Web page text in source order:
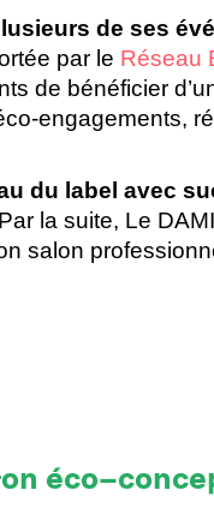
de ses
par le Réseau
de bénéficier
engagements,
du label avec
Par la suite, Le
salon
éco-